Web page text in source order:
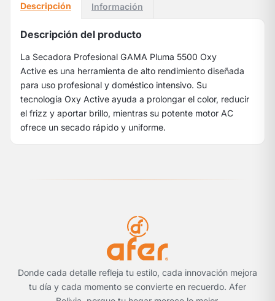
Descripción Información
Descripción del producto
La Secadora Profesional GAMA Pluma 5500 Oxy
Active es una herramienta de alto rendimiento diseñada
para uso profesional y doméstico intensivo. Su
tecnología Oxy Active ayuda a prolongar el color, reducir
el frizz y aportar brillo, mientras su potente motor AC
ofrece un secado rápido y uniforme.
Donde cada detalle refleja tu estilo, cada innovación mejora
tu día y cada momento se convierte en recuerdo. Afer